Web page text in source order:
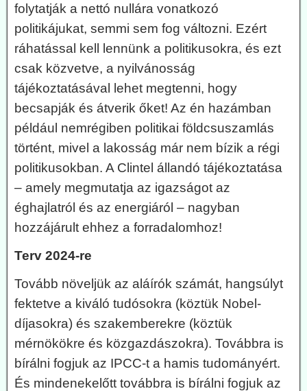
folytatják a nettó nullára vonatkozó
politikájukat, semmi sem fog változni. Ezért
ráhatással kell lennünk a politikusokra, és ezt
csak közvetve, a nyilvánosság
tájékoztatásával lehet megtenni, hogy
becsapják és átverik őket! Az én hazámban
például nemrégiben politikai földcsuszamlás
történt, mivel a lakosság már nem bízik a régi
politikusokban. A Clintel állandó tájékoztatása
– amely megmutatja az igazságot az
éghajlatról és az energiáról – nagyban
hozzájárult ehhez a forradalomhoz!
Terv 2024-re
Tovább növeljük az aláírók számát, hangsúlyt
fektetve a kiváló tudósokra (köztük Nobel-
díjasokra) és szakemberekre (köztük
mérnökökre és közgazdászokra). Továbbra is
bírálni fogjuk az IPCC-t a hamis tudományért.
És mindenekelőtt továbbra is bírálni fogjuk az